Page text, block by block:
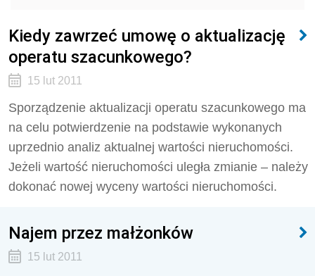
Kiedy zawrzeć umowę o aktualizację
operatu szacunkowego?
15 lut 2011
Sporządzenie aktualizacji operatu szacunkowego ma
na celu potwierdzenie na podstawie wykonanych
uprzednio analiz aktualnej wartości nieruchomości.
Jeżeli wartość nieruchomości uległa zmianie – należy
dokonać nowej wyceny wartości nieruchomości.
Najem przez małżonków
15 lut 2011